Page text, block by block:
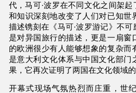
代，马可·波罗在不同文化之间架
和知识深刻地改变了人们对已知世
描述镌刻在《马可·波罗游记》不可
是对异国旅行的描述，更是一扇窗
的欧洲很少有人能够想象的复杂而
是意大利文化体系与中国文化部门
果，它再次证明了两国在文化领域
开幕式现场气氛热烈而庄重，世